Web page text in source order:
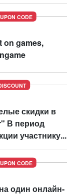
CODE
on games,
скидки в
В период
участнику...
CODE
один онлайн-